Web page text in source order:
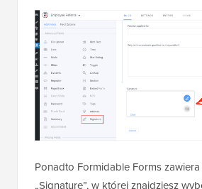
Ponadto Formidable Forms
„Signature”, w której znajdziesz